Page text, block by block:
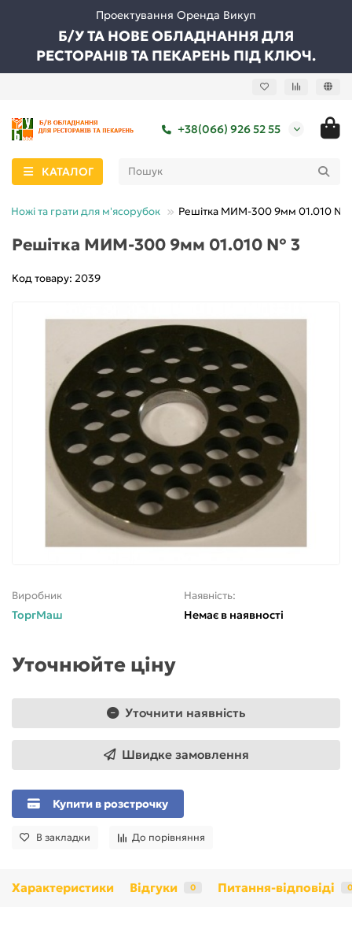
Проектування Оренда Викуп
Б/У ТА НОВЕ ОБЛАДНАННЯ ДЛЯ
РЕСТОРАНІВ ТА ПЕКАРЕНЬ ПІД КЛЮЧ.
+38(066) 926 52 55
КАТАЛОГ
Ножі та грати для м'ясорубок Решітка МИМ-300 9мм 01.010 №
Решітка МИМ-300 9мм 01.010 № 3
Код товару: 2039
Виробник
ТоргМаш
Наявність:
Немає в наявності
Уточнюйте ціну
Уточнити наявність
Швидке замовлення
Купити в розстрочку
В закладки До порівняння
Характеристики Відгуки 0 Питання-відповіді 0